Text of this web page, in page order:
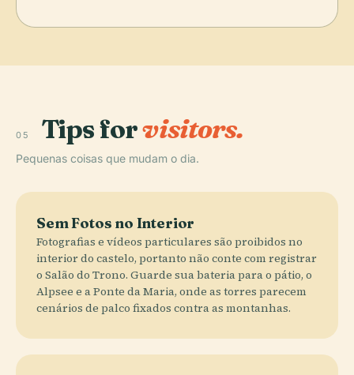
05 Tips forvisitors.
Pequenas coisas que mudam o dia.
Sem Fotos no Interior
Fotografias e vídeos particulares são proibidos no
interior do castelo, portanto não conte com registrar
o Salão do Trono. Guarde sua bateria para o pátio, o
Alpsee e a Ponte da Maria, onde as torres parecem
cenários de palco fixados contra as montanhas.